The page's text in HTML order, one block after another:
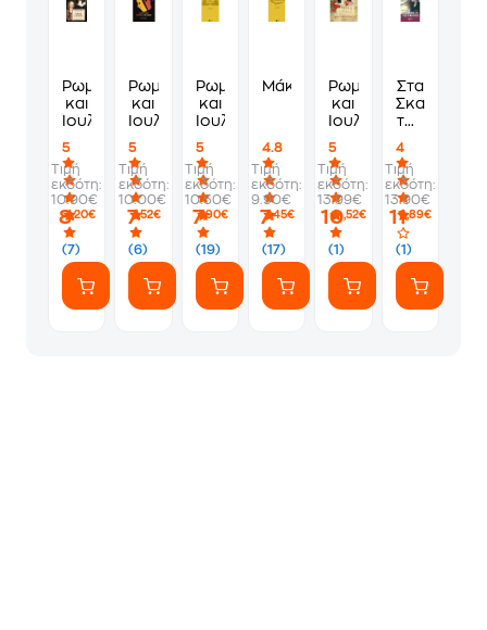
Ρωμαίος
και
Ιουλιέτα
5
(7)
Τιμή
εκδότη:
10.90€
8,20€
Ρωμαίος
και
Ιουλιέττα
5
(6)
Τιμή
εκδότη:
10.00€
7,52€
Ρωμαίος
και
Ιουλιέττα
5
(19)
Τιμή
εκδότη:
10.50€
7,90€
Μάκβεθ
4.8
(17)
Τιμή
εκδότη:
9.90€
7,45€
Ρωμαίος
και
Ιουλιέτα
5
(1)
Τιμή
εκδότη:
13.99€
10,52€
Στα
Σκαλοπάτια
της
4
(1)
Τιμή
εκδότη:
13.90€
11,89€